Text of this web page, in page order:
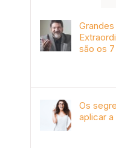
são os
Os
aplicar